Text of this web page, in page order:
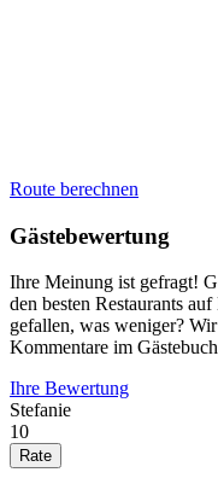
Route berechnen
Gästebewertung
Ihre Meinung ist gefragt!
den besten Restaurants
gefallen, was weniger?
Kommentare im
Ihre Bewertung
Stefanie
10